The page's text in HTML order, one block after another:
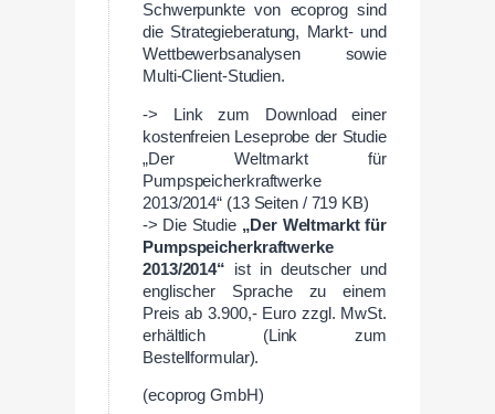
Schwerpunkte von ecoprog sind
die Strategieberatung, Markt- und
Wettbewerbsanalysen sowie
Multi-Client-Studien.
-> Link zum Download einer
kostenfreien Leseprobe der Studie
„Der Weltmarkt für
Pumpspeicherkraftwerke
2013/2014“ (13 Seiten / 719 KB)
-> Die Studie „Der Weltmarkt für
Pumpspeicherkraftwerke
2013/2014“ ist in deutscher und
englischer Sprache zu einem
Preis ab 3.900,- Euro zzgl. MwSt.
erhältlich (Link zum
Bestellformular).
(ecoprog GmbH)